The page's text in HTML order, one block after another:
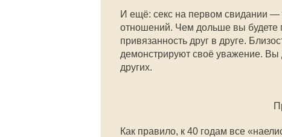
И ещё: секс на первом свидании —
отношений. Чем дольше вы будете
привязанность друг в друге.
демонстрируют своё уважение. Вы
других.
Как правило, к 40 годам все